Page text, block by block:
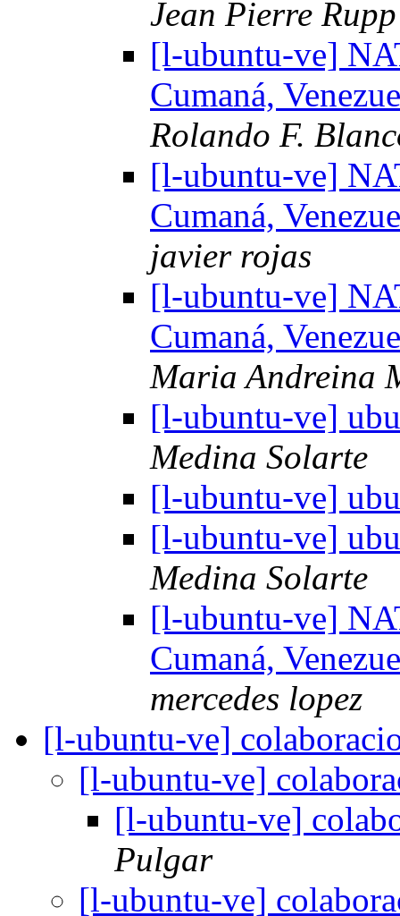
Jean Pierre Rupp
[l-ubuntu-ve]
Cumaná,
Rolando F.
[l-ubuntu-ve]
Cumaná,
javier rojas
[l-ubuntu-ve]
Cumaná,
Maria Andreina
[l-ubuntu-ve]
Medina Solarte
[l-ubuntu-ve]
[l-ubuntu-ve]
Medina Solarte
[l-ubuntu-ve]
Cumaná,
mercedes lopez
[l-ubuntu-ve]
[l-ubuntu-ve]
[l-ubuntu-ve]
Pulgar
[l-ubuntu-ve]